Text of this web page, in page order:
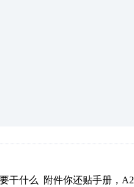
干什么 附件你还贴手册，